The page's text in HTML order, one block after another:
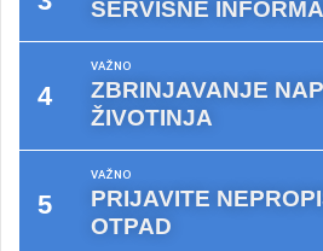
SERVISNE
VAŽNO
ZBRINJAVANJE
ŽIVOTINJA
VAŽNO
PRIJAVITE
OTPAD